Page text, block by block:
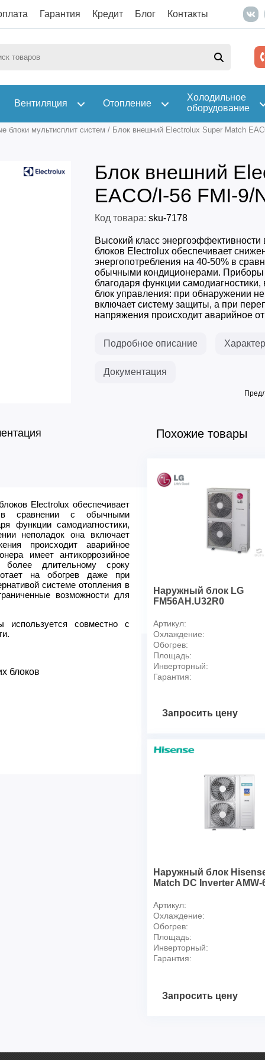
Гарантия Кредит Блог Контакты
Вентиляция Отопление
Холодильное
оборудование
блоки мультисплит систем / Блок внешний Electrolux Super Match
Блок внешний
EACO/I-56 FMI-9/
Код товара: sku-7178
Высокий класс
блоков Electrolux обеспечивает
энергопотребления на 40-50% в
обычными кондиционерами. Приборы
благодаря функции самодиагностики,
блок управления: при обнаружении
включает систему защиты, а при
напряжения происходит аварийное
Подробное описание
Документация
Electrolux обеспечивает
в сравнении с обычными
функции самодиагностики,
неполадок она включает
происходит аварийное
имеет антикоррозийное
длительному сроку
на обогрев даже при
системе отопления в
возможности для
используется совместно с
блоков
Эффективен для помещ.
Макс. производительность
Макс. производительность
Инверторная технология
Вес товара (нетто)
Габаритные размеры
Похожие товары
Наружный блок LG
FM56AH.U32R0
Артикул:
Охлаждение:
Обогрев:
Площадь:
Инверторный:
Гарантия:
Запросить цену
Наружный блок
Match DC Inverter AMW-
Артикул:
Охлаждение:
Обогрев:
Площадь:
Инверторный:
Гарантия:
Запросить цену